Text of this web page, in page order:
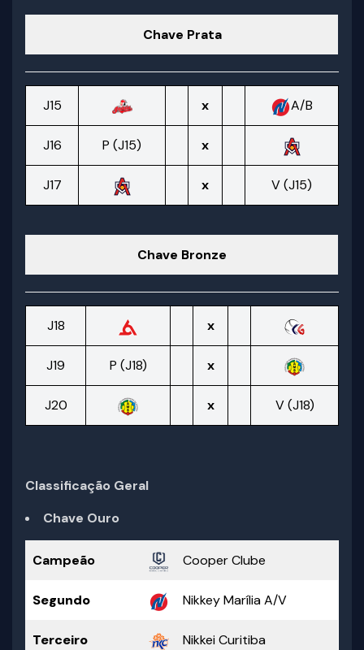
Chave Prata
J15 x A/B
J16 P (J15) x
J17 x V (J15)
Chave Bronze
J18 x
J19 P (J18) x
J20 x V (J18)
Classificação Geral
Chave Ouro
Campeão Cooper Clube
Segundo Nikkey Marília A/V
Terceiro Nikkei Curitiba